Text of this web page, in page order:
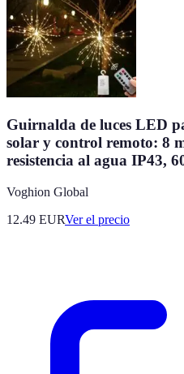
Guirnalda de luces LED
solar y control remoto: 8
resistencia al agua IP43,
Voghion Global
12.49 EURVer el precio